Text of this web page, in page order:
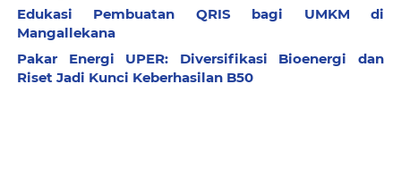
Edukasi Pembuatan QRIS bagi UMKM di
Mangallekana
Pakar Energi UPER: Diversifikasi Bioenergi dan
Riset Jadi Kunci Keberhasilan B50